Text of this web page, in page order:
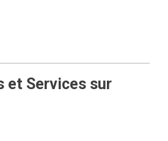
et Services sur